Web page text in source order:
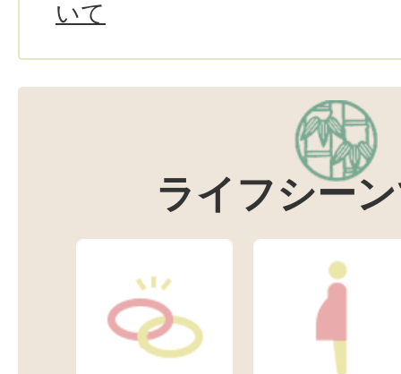
いて
ライフシー